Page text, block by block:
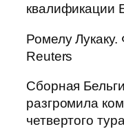
квалификации
Ромелу
Reuters
Сборная
разгромила
четвертого